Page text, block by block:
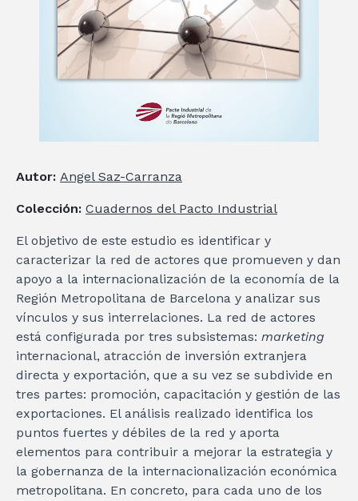
Autor: Angel Saz-Carranza
Colección: Cuadernos del Pacto Industrial
El objetivo de este estudio es identificar y
caracterizar la red de actores que promueven y dan
apoyo a la internacionalización de la economía de la
Región Metropolitana de Barcelona y analizar sus
vínculos y sus interrelaciones. La red de actores
está configurada por tres subsistemas: marketing
internacional, atracción de inversión extranjera
directa y exportación, que a su vez se subdivide en
tres partes: promoción, capacitación y gestión de las
exportaciones. El análisis realizado identifica los
puntos fuertes y débiles de la red y aporta
elementos para contribuir a mejorar la estrategia y
la gobernanza de la internacionalización económica
metropolitana. En concreto, para cada uno de los